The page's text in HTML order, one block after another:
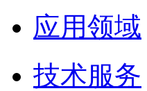
应用领域
技术服务